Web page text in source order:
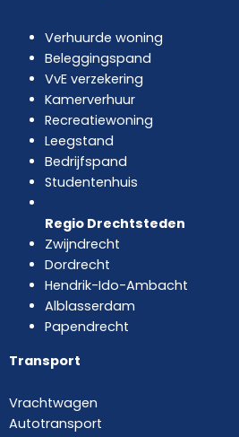
Verhuurde woning
Beleggingspand
VvE verzekering
Kamerverhuur
Recreatiewoning
Leegstand
Bedrijfspand
Studentenhuis
Regio Drechtsteden
Zwijndrecht
Dordrecht
Hendrik-Ido-Ambacht
Alblasserdam
Papendrecht
Transport
Vrachtwagen
Autotransport